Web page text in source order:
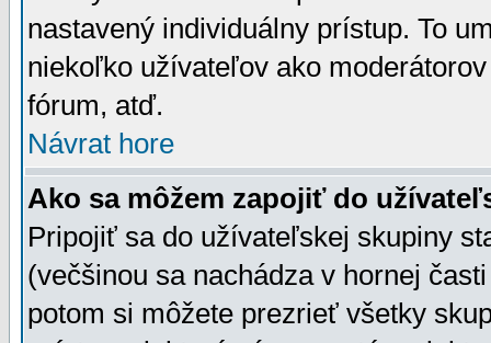
nastavený individuálny prístup. To
niekoľko užívateľov ako
fórum, atď.
Návrat hore
Ako sa môžem zapojiť do
Pripojiť sa do užívateľskej skupiny
(večšinou sa nachádza v hornej
potom si môžete prezrieť všetky